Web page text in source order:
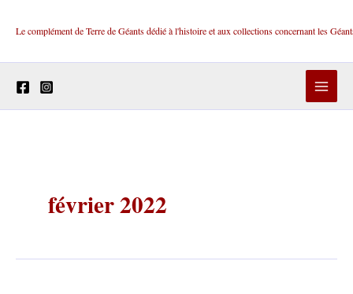
Le complément de Terre de Géants dédié à l'histoire et aux collections concernant les
février 2022